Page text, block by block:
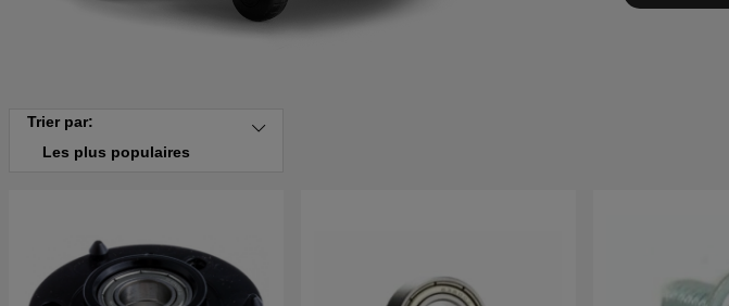
Trier par:
Les plus populaires